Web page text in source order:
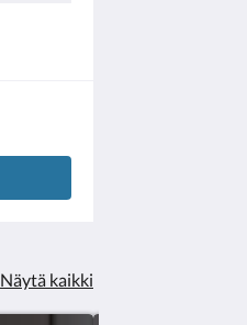
Näytä kaikki